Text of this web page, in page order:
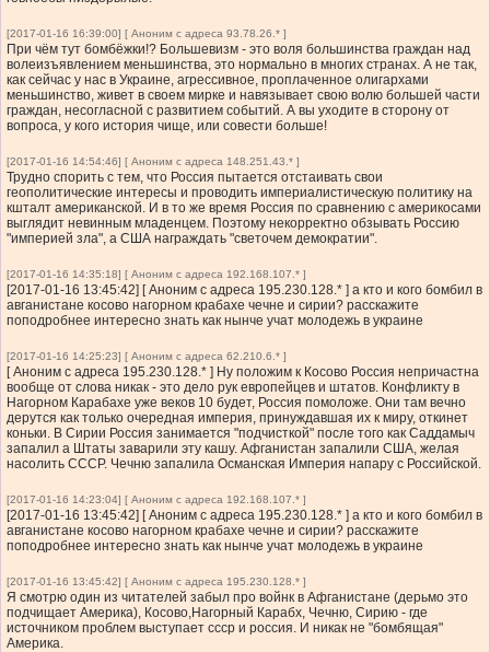
[2017-01-16 16:39:00] [ Аноним с адреса 93.78.26.* ]
При чём тут бомбёжки!? Большевизм - это воля большинства граждан над
волеизъявлением меньшинства, это нормально в многих странах. А не так,
как сейчас у нас в Украине, агрессивное, проплаченное олигархами
меньшинство, живет в своем мирке и навязывает свою волю большей части
граждан, несогласной с развитием событий. А вы уходите в сторону от
вопроса, у кого история чище, или совести больше!
[2017-01-16 14:54:46] [ Аноним с адреса 148.251.43.* ]
Трудно спорить с тем, что Россия пытается отстаивать свои
геополитические интересы и проводить империалистическую политику на
кшталт американской. И в то же время Россия по сравнению с америкосами
выглядит невинным младенцем. Поэтому некорректно обзывать Россию
"империей зла", а США награждать "светочем демократии".
[2017-01-16 14:35:18] [ Аноним с адреса 192.168.107.* ]
[2017-01-16 13:45:42] [ Аноним с адреса 195.230.128.* ] а кто и кого бомбил в
авганистане косово нагорном крабахе чечне и сирии? расскажите
поподробнее интересно знать как нынче учат молодежь в украине
[2017-01-16 14:25:23] [ Аноним с адреса 62.210.6.* ]
[ Аноним с адреса 195.230.128.* ] Ну положим к Косово Россия непричастна
вообще от слова никак - это дело рук европейцев и штатов. Конфликту в
Нагорном Карабахе уже веков 10 будет, Россия помоложе. Они там вечно
дерутся как только очередная империя, принуждавшая их к миру, откинет
коньки. В Сирии Россия занимается "подчисткой" после того как Саддамыч
запалил а Штаты заварили эту кашу. Афганистан запалили США, желая
насолить СССР. Чечню запалила Османская Империя напару с Российской.
[2017-01-16 14:23:04] [ Аноним с адреса 192.168.107.* ]
[2017-01-16 13:45:42] [ Аноним с адреса 195.230.128.* ] а кто и кого бомбил в
авганистане косово нагорном крабахе чечне и сирии? расскажите
поподробнее интересно знать как нынче учат молодежь в украине
[2017-01-16 13:45:42] [ Аноним с адреса 195.230.128.* ]
Я смотрю один из читателей забыл про войнк в Афганистане (дерьмо это
подчищает Америка), Косово,Нагорный Карабх, Чечню, Сирию - где
источником проблем выступает ссср и россия. И никак не "бомбящая"
Америка.